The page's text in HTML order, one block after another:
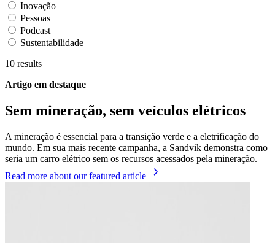
Inovação
Pessoas
Podcast
Sustentabilidade
10 results
Artigo em destaque
Sem mineração, sem veículos elétricos
A mineração é essencial para a transição verde e a eletrificação do
mundo. Em sua mais recente campanha, a Sandvik demonstra como
seria um carro elétrico sem os recursos acessados pela mineração.
Read more about our featured article